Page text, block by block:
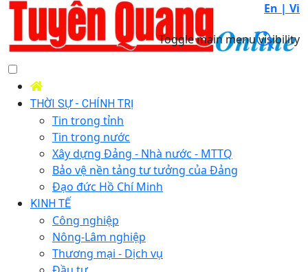
En | Vi
Toggle main menu visibility
THỜI SỰ - CHÍNH TRỊ
Tin trong tỉnh
Tin trong nước
Xây dựng Đảng - Nhà nước - MTTQ
Bảo vệ nền tảng tư tưởng của Đảng
Đạo đức Hồ Chí Minh
KINH TẾ
Công nghiệp
Nông-Lâm nghiệp
Thương mại - Dịch vụ